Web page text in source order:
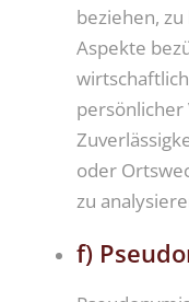
beziehen,
Aspekte
persönlicher
oder
zu
f)